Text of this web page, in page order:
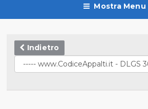
Mostra Menu
Indietro